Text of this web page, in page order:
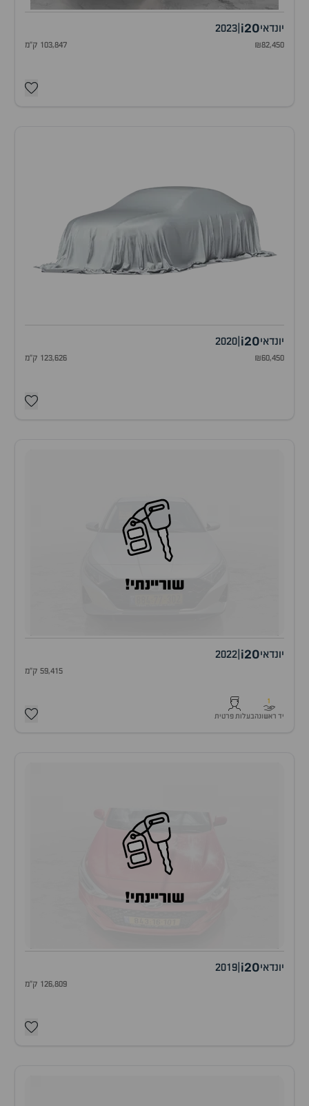
יונדאיi20
2023
₪82,450 103,847 ק"מ
יונדאיi20
2020
₪60,450 123,626 ק"מ
שוריינתי!
יונדאיi20
2022
59,415 ק"מ
1
יד ראשונהבעלות פרטית
שוריינתי!
יונדאיi20
2019
126,809 ק"מ